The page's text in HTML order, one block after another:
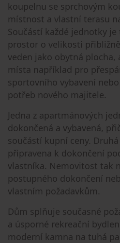
koupelnu se sprchovým
místnost a vlastní terasu
Součástí každé jednotky
prostor o velikosti
veden jako obytná plocha,
místa například pro
sportovního vybavení
potřeb nového majitele.
Jedna z apartmánových
dokončená a vybavená,
součástí kupní ceny.
připravena k dokončení
vlastníka. Nemovitost tak
postupného dokončení
vlastním požadavkům.
Dům splňuje současné
a úsporné rekreační
moderní kamna na tuhá